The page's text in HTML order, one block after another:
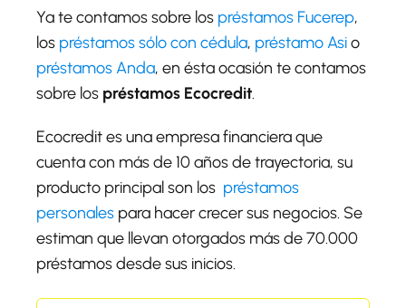
Ya te contamos sobre los préstamos Fucerep,
los préstamos sólo con cédula, préstamo Asio
préstamos Anda, en ésta ocasión te contamos
sobre los préstamos Ecocredit.
Ecocredit es una empresa financiera que
cuenta con más de 10 años de trayectoria, su
producto principal son los préstamos
personales para hacer crecer sus negocios. Se
estiman que llevan otorgados más de 70.000
préstamos desde sus inicios.